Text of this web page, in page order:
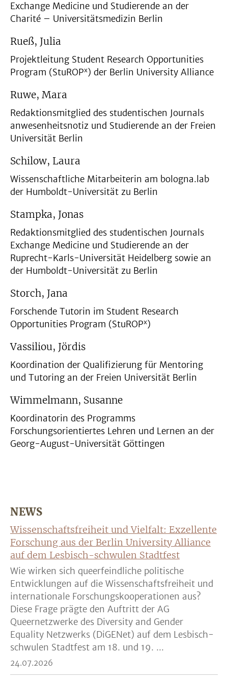
Exchange Medicine und Studierende an der
Charité – Universitätsmedizin Berlin
Rueß, Julia
Projektleitung Student Research Opportunities
Program (StuROPx) der Berlin University Alliance
Ruwe, Mara
Redaktionsmitglied des studentischen Journals
anwesenheitsnotiz und Studierende an der Freien
Universität Berlin
Schilow, Laura
Wissenschaftliche Mitarbeiterin am bologna.lab
der Humboldt-Universität zu Berlin
Stampka, Jonas
Redaktionsmitglied des studentischen Journals
Exchange Medicine und Studierende an der
Ruprecht-Karls-Universität Heidelberg sowie an
der Humboldt-Universität zu Berlin
Storch, Jana
Forschende Tutorin im Student Research
Opportunities Program (StuROPx)
Vassiliou, Jördis
Koordination der Qualifizierung für Mentoring
und Tutoring an der Freien Universität Berlin
Wimmelmann, Susanne
Koordinatorin des Programms
Forschungsorientiertes Lehren und Lernen an der
Georg-August-Universität Göttingen
NEWS
Wissenschaftsfreiheit und Vielfalt: Exzellente
Forschung aus der Berlin University Alliance
auf dem Lesbisch-schwulen Stadtfest
Wie wirken sich queerfeindliche politische
Entwicklungen auf die Wissenschaftsfreiheit und
internationale Forschungskooperationen aus?
Diese Frage prägte den Auftritt der AG
Queernetzwerke des Diversity and Gender
Equality Netzwerks (DiGENet) auf dem Lesbisch-
schwulen Stadtfest am 18. und 19. ...
24.07.2026